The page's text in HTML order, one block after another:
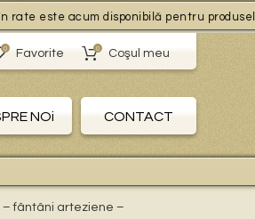
este acum disponibilă pentru
0 Favorite 0 Coşul meu
NOi CONTACT
– fântâni arteziene –